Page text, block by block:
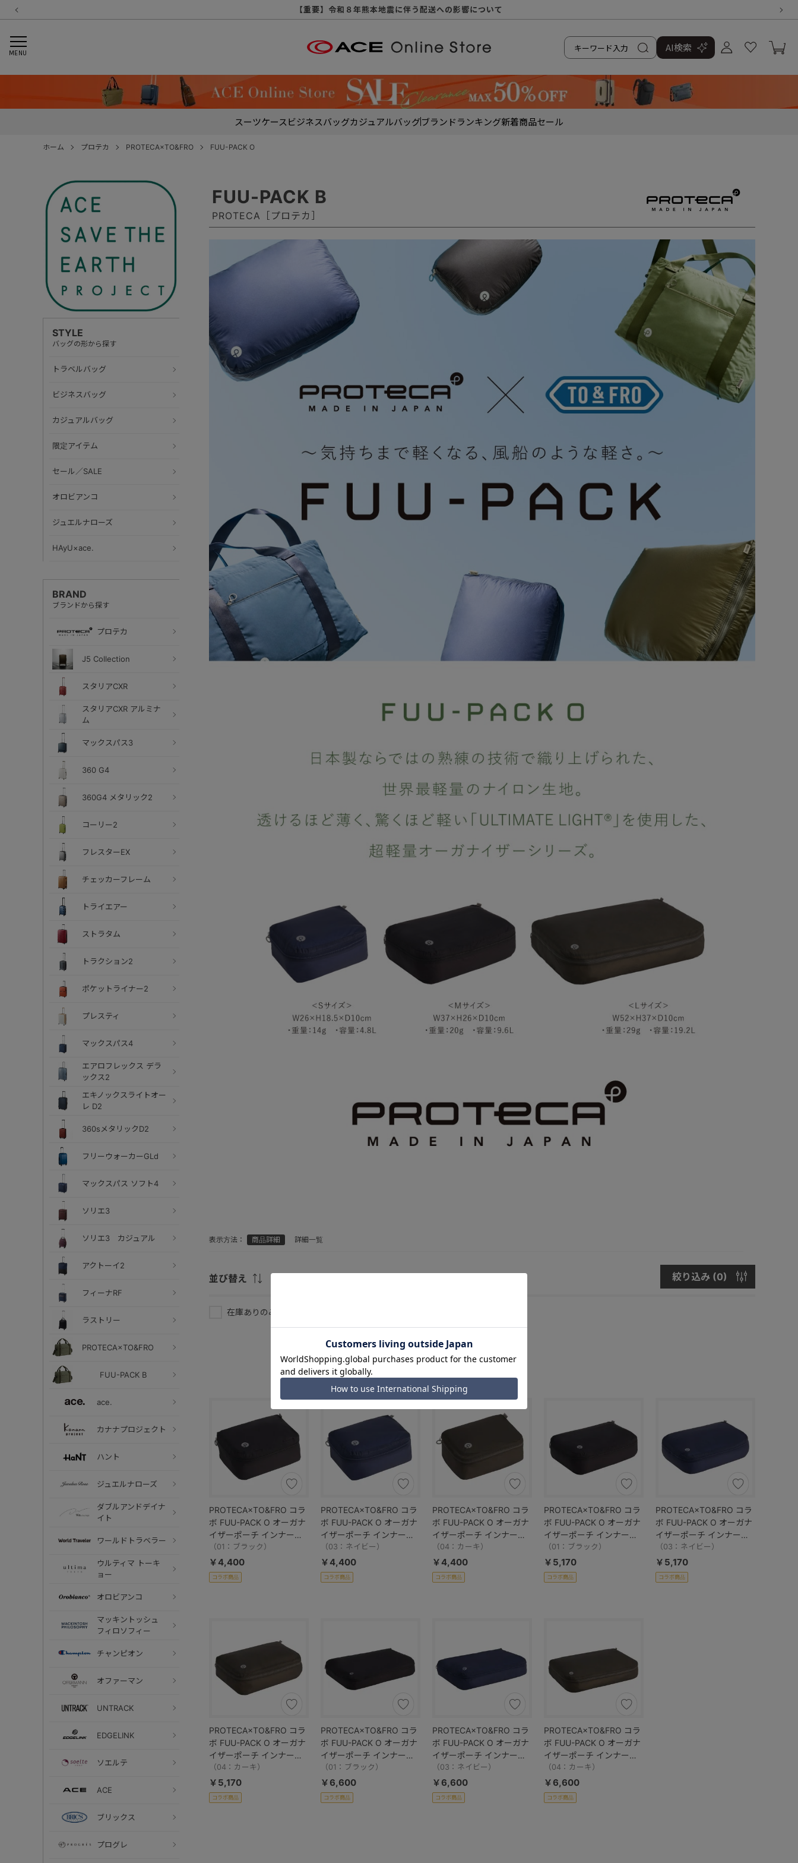
【重要】令和８年熊本地震に伴う配送への影響について
【重要】納品書・領収書ペーパーレス化（電子化）のお知らせ
【重要】天候不良や交通状況・物量増等に伴う配送への影響について
【重要】悪質な詐欺サイトにご注意ください
【重要】各種メールが届かない場合に関しまして
【重要】お問い合わせのご対応に関しまして
【重要】SNSのなりすまし詐欺にご注意ください
MENU AI検索
スーツケースビジネスバッグカジュアルバッグブランドランキング新着商品セール
ホーム プロテカ PROTECA×TO&FRO FUU-PACK O
STYLE
バッグの形から探す
トラベルバッグ
ビジネスバッグ
カジュアルバッグ
限定アイテム
セール／SALE
オロビアンコ
ジュエルナローズ
HAyU×ace.
BRAND
ブランドから探す
プロテカ
J5 Collection
スタリアCXR
スタリアCXR アルミナ
ム
マックスパス3
360 G4
360G4 メタリック2
コーリー2
フレスターEX
チェッカーフレーム
トライエアー
ストラタム
トラクション2
ポケットライナー2
プレスティ
マックスパス4
エアロフレックス デラ
ックス2
エキノックスライトオー
レ D2
360sメタリックD2
フリーウォーカーGLd
マックスパス ソフト4
ソリエ3
ソリエ3 カジュアル
アクトーイ2
フィーナRF
ラストリー
PROTECA×TO&FRO
FUU-PACK B
ace.
カナナプロジェクト
ハント
ジュエルナローズ
ダブルアンドデイナ
イト
ワールドトラベラー
ウルティマ トーキ
ョー
オロビアンコ
マッキントッシュ
フィロソフィー
チャンピオン
オファーマン
UNTRACK
EDGELINK
ソエルテ
ACE
ブリックス
プログレ
FUU-PACK B
PROTECA［プロテカ］
表示方法： 商品詳細 詳細一覧
並び替え 絞り込み (0)
在庫ありのみ
件あります
PROTECA×TO&FRO コラ
ボ FUU-PACK O オーガナ
イザーポーチ インナーポ
ーチ 軽量 撥水加工 13011
（01：ブラック）
コラボ商品
￥4,400
PROTECA×TO&FRO コラ
ボ FUU-PACK O オーガナ
イザーポーチ インナーポ
ーチ 軽量 撥水加工 13011
（03：ネイビー）
コラボ商品
￥4,400
PROTECA×TO&FRO コラ
ボ FUU-PACK O オーガナ
イザーポーチ インナーポ
ーチ 軽量 撥水加工 13011
（04：カーキ）
コラボ商品
￥4,400
PROTECA×TO&FRO コラ
ボ FUU-PACK O オーガナ
イザーポーチ インナーポ
ーチ 軽量 撥水加工 13012
（01：ブラック）
コラボ商品
￥5,170
PROTECA×TO&FRO コラ
ボ FUU-PACK O オーガナ
イザーポーチ インナーポ
ーチ 軽量 撥水加工 13012
（03：ネイビー）
コラボ商品
￥5,170
PROTECA×TO&FRO コラ
ボ FUU-PACK O オーガナ
イザーポーチ インナーポ
ーチ 軽量 撥水加工 13012
（04：カーキ）
コラボ商品
￥5,170
PROTECA×TO&FRO コラ
ボ FUU-PACK O オーガナ
イザーポーチ インナーポ
ーチ 軽量 撥水加工 13013
（01：ブラック）
コラボ商品
￥6,600
PROTECA×TO&FRO コラ
ボ FUU-PACK O オーガナ
イザーポーチ インナーポ
ーチ 軽量 撥水加工 13013
（03：ネイビー）
コラボ商品
￥6,600
PROTECA×TO&FRO コラ
ボ FUU-PACK O オーガナ
イザーポーチ インナーポ
ーチ 軽量 撥水加工 13013
（04：カーキ）
コラボ商品
￥6,600